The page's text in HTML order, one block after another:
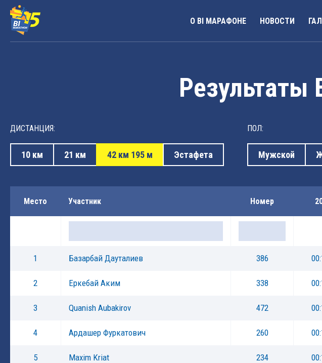
О BI МАРАФОНЕ НОВОСТИ
Результаты
ДИСТАНЦИЯ:
10 км 21 км 42 км 195 м Эстафета
ПОЛ:
Мужской
Место Участник Номер
1 Базарбай Дауталиев 386
2 Еркебай Аким 338
3 Quanish Aubakirov 472
4 Ардашер Фуркатович 260
5 Maxim Kriat 234